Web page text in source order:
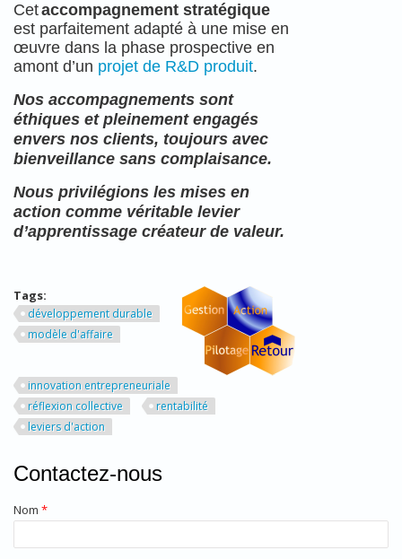
Cetaccompagnement stratégique
est parfaitement adapté à une mise en
œuvre dans la phase prospective en
amont d’un projet de R&D produit.
Nos accompagnements sont
éthiques et pleinement engagés
envers nos clients, toujours avec
bienveillance sans complaisance.
Nous privilégions les mises en
action comme véritable levier
d’apprentissage créateur de valeur.
Tags:
développement durable
modèle d'affaire
innovation entrepreneuriale
réflexion collective
rentabilité
leviers d'action
Contactez-nous
Nom *